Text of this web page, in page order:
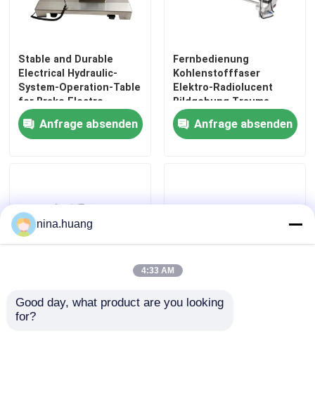
Startseite
Stable and Durable
Electrical Hydraulic-
System-Operation-Table
for Brake Electro
Hydraulic Table
Anfrage absenden
Fernbedienung
Kohlenstofffaser
Elektro-Radiolucent
Bildgebung Trauma
Oberste Hydraulische
Wirbelsäulenoperationstisch
Anfrage absenden
Versatile elektrische
Hydraulik-
Elektrohydraulischer
nina.huang
4:33 AM
Good day, what product are you looking
for?